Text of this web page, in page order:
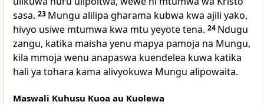
sasa. 23 Mungu alilipa gharama kubwa kwa ajili yako,
hivyo usiwe mtumwa kwa mtu yeyote tena. 24 Ndugu
zangu, katika maisha yenu mapya pamoja na Mungu,
kila mmoja wenu anapaswa kuendelea kuwa katika
hali ya tohara kama alivyokuwa Mungu alipowaita.
Maswali Kuhusu Kuoa au Kuolewa